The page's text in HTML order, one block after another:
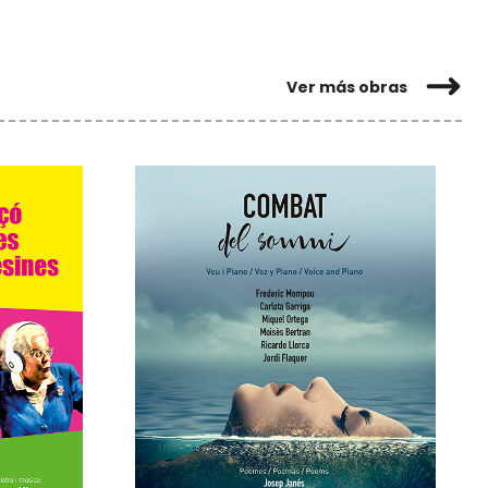
Ver más obras